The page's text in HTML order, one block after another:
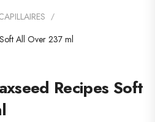
/
Soft All Over 237 ml
Recipes Soft